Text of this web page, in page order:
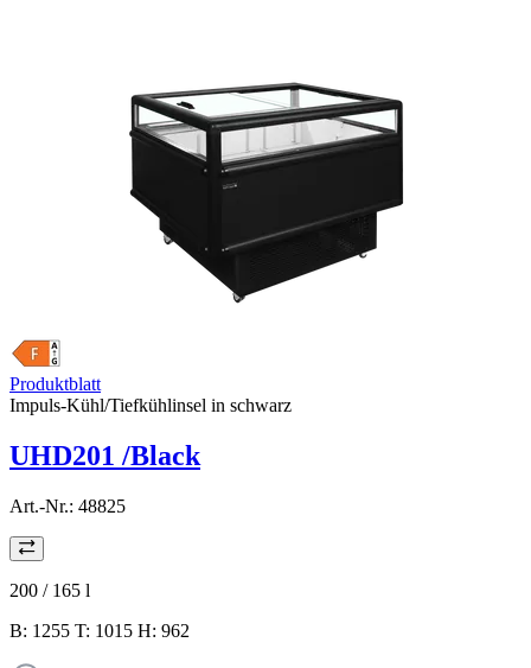
Produktblatt
Impuls-Kühl/Tiefkühlinsel in schwarz
UHD201 /Black
Art.-Nr.: 48825
200 / 165 l
B: 1255 T: 1015 H: 962